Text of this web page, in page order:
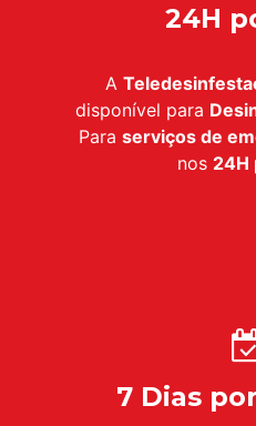
24H
A
disponível para
Para serviços de
nos 24H
7 Dias